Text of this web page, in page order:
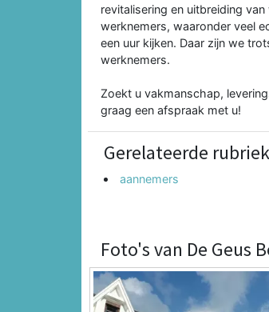
revitalisering en uitbreiding
werknemers, waaronder veel
een uur kijken. Daar zijn we
werknemers.
Zoekt u vakmanschap,
graag een afspraak met u!
Gerelateerde
aannemers
Foto's van De Geus